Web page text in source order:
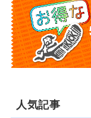
人気記事